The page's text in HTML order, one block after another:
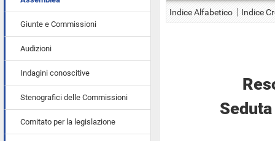
Giunte e Commissioni
Audizioni
Indagini conoscitive
Stenografici delle Commissioni
Comitato per la legislazione
Indice Alfabetico Indice